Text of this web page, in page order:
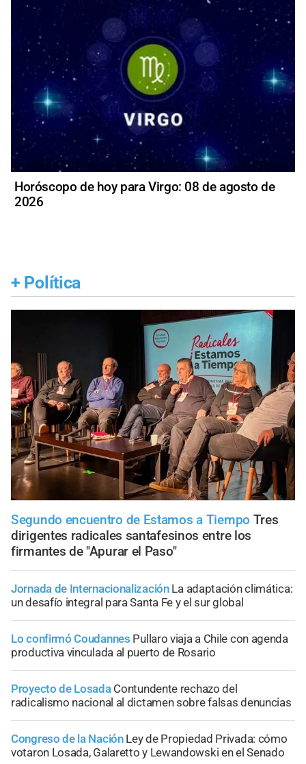
Horóscopo de hoy para Virgo: 08 de agosto de
2026
+ Política
Segundo encuentro de Estamos a Tiempo Tres
dirigentes radicales santafesinos entre los
firmantes de "Apurar el Paso"
Jornada de Internacionalización La adaptación climática:
un desafío integral para Santa Fe y el sur global
Lo confirmó Coudannes Pullaro viaja a Chile con agenda
productiva vinculada al puerto de Rosario
Proyecto de Losada Contundente rechazo del
radicalismo nacional al dictamen sobre falsas denuncias
Congreso de la Nación Ley de Propiedad Privada: cómo
votaron Losada, Galaretto y Lewandowski en el Senado